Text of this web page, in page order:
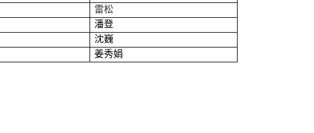
雷松
潘登
沈巍
姜秀娟